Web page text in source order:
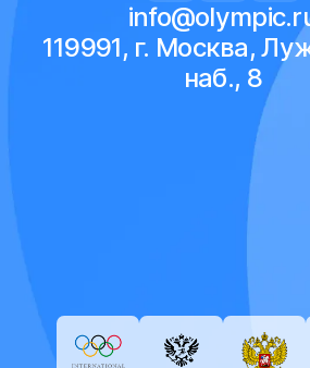
119991, г. Москва,
наб., 8